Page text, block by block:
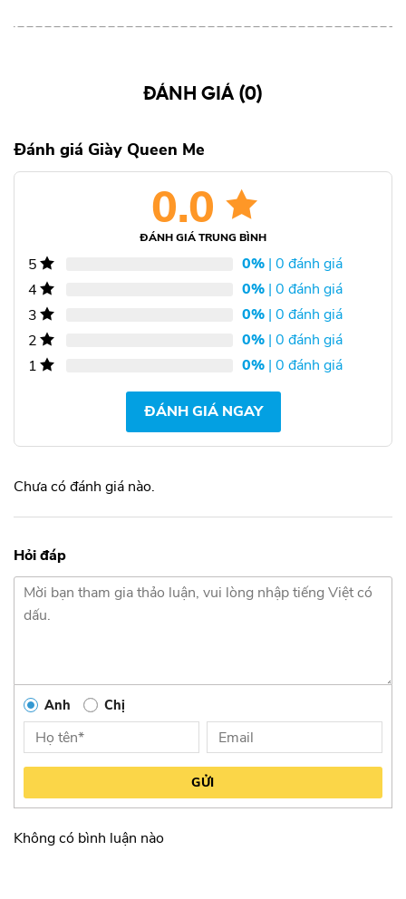
ĐÁNH GIÁ (0)
Đánh giá Giày Queen Me
0.0
ĐÁNH GIÁ TRUNG BÌNH
5 0% | 0 đánh giá
4
0% | 0 đánh giá
3
0% | 0 đánh giá
2
0% | 0 đánh giá
1
0% | 0 đánh giá
ĐÁNH GIÁ NGAY
Chưa có đánh giá nào.
Hỏi đáp
Anh Chị
GỬI
Không có bình luận nào